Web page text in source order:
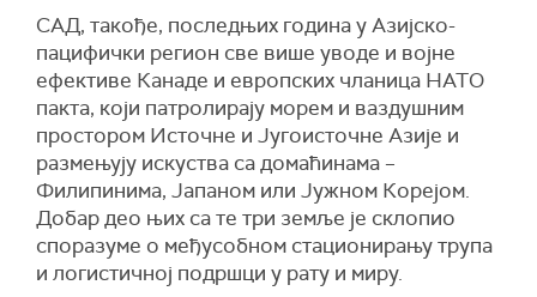
САД, такође, последњих година у Азијско-
пацифички регион све више уводе и војне
ефективе Канаде и европских чланица НАТО
пакта, који патролирају морем и ваздушним
простором Источне и Југоисточне Азије и
размењују искуства са домаћинама –
Филипинима, Јапаном или Јужном Корејом.
Добар део њих са те три земље је склопио
споразуме о међусобном стационирању трупа
и логистичној подршци у рату и миру.